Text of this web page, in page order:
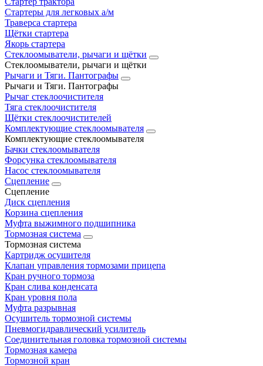
Стартеры для легковых а/м
Траверса стартера
Щётки стартера
Якорь стартера
Стеклоомыватели, рычаги и щётки
Стеклоомыватели, рычаги и щётки
Рычаги и Тяги. Пантографы
Рычаги и Тяги. Пантографы
Рычаг стеклоочистителя
Тяга стеклоочистителя
Щётки стеклоочистителей
Комплектующие стеклоомывателя
Комплектующие стеклоомывателя
Бачки стеклоомывателя
Форсунка стеклоомывателя
Насос стеклоомывателя
Сцепление
Сцепление
Диск сцепления
Корзина сцепления
Муфта выжимного подшипника
Тормозная система
Тормозная система
Картридж осушителя
Клапан управления тормозами прицепа
Кран ручного тормоза
Кран слива конденсата
Кран уровня пола
Муфта разрывная
Осушитель тормозной системы
Пневмогидравлический усилитель
Соединительная головка тормозной системы
Тормозная камера
Тормозной кран